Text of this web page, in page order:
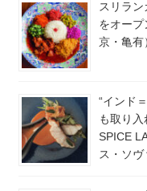
スリラ
をオー
京・亀
“インド
も取り
SPICE
ス・ソ